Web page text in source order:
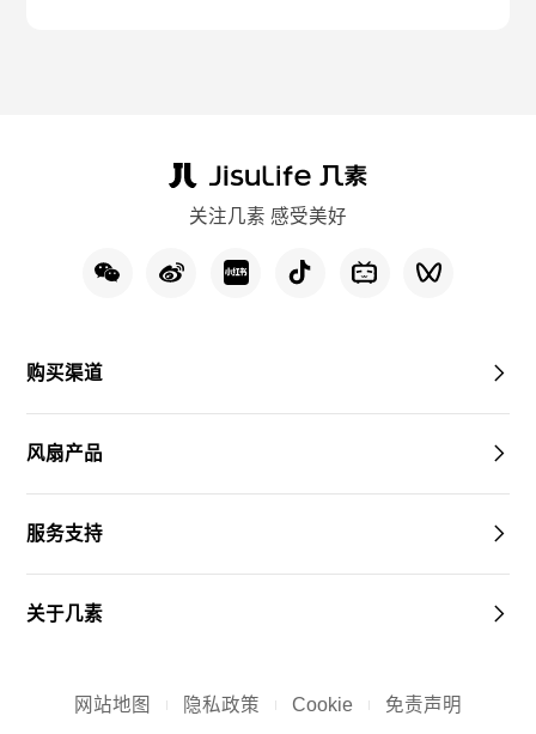
关注几素 感受美好
购买渠道
风扇产品
服务支持
关于几素
网站地图 隐私政策 Cookie 免责声明